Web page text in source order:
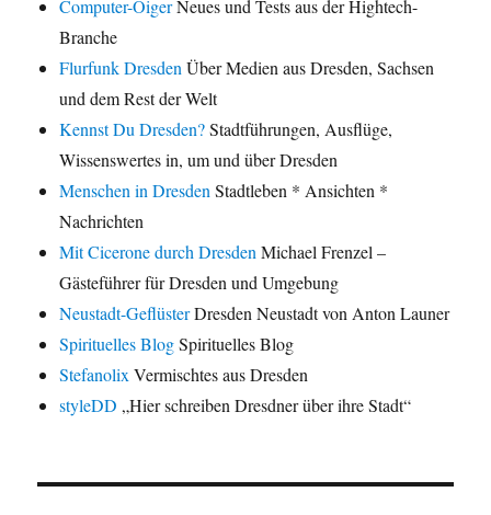
Computer-OigerNeues und Tests aus der Hightech-
Branche
Flurfunk DresdenÜber Medien aus Dresden, Sachsen
und dem Rest der Welt
Kennst Du Dresden?Stadtführungen, Ausflüge,
Wissenswertes in, um und über Dresden
Menschen in DresdenStadtleben * Ansichten *
Nachrichten
Mit Cicerone durch DresdenMichael Frenzel –
Gästeführer für Dresden und Umgebung
Neustadt-GeflüsterDresden Neustadt von Anton Launer
Spirituelles BlogSpirituelles Blog
StefanolixVermischtes aus Dresden
styleDD „Hier schreiben Dresdner über ihre Stadt“